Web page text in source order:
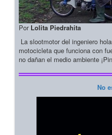
Por Lolita Piedrahita
La slootmotor del ingeniero
motocicleta que funciona con
no dañan el medio ambiente
No